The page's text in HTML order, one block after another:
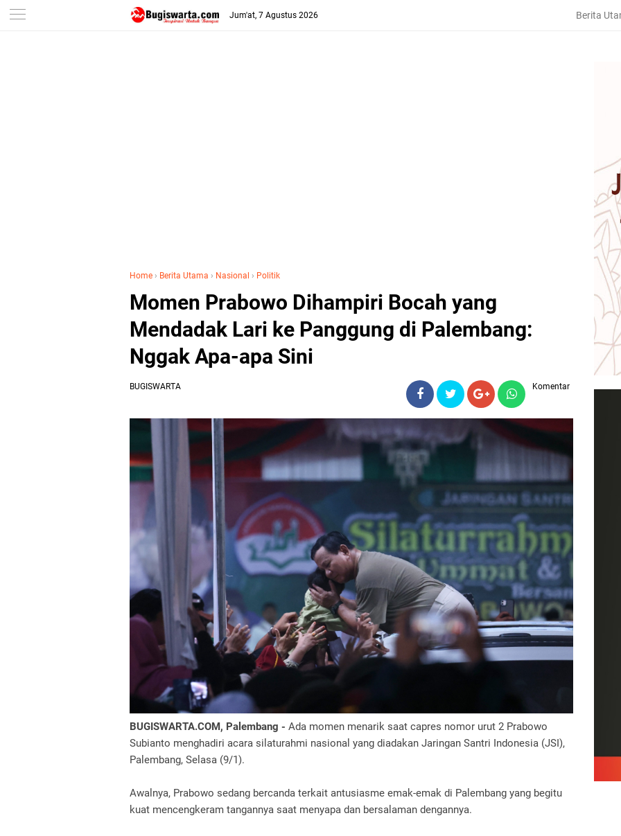
-->
Jum'at, 7 Agustus 2026 Berita
Home › Berita Utama › Nasional › Politik
Momen Prabowo Dihampiri Bocah yang
Mendadak Lari ke Panggung di Palembang:
Nggak Apa-apa Sini
BUGISWARTA Komentar
BUGISWARTA.COM, Palembang - Ada momen menarik saat capres nomor urut 2 Prabowo
Subianto menghadiri acara silaturahmi nasional yang diadakan Jaringan Santri Indonesia (JSI),
Palembang, Selasa (9/1).
Awalnya, Prabowo sedang bercanda terkait antusiasme emak-emak di Palembang yang begitu
kuat mencengkeram tangannya saat menyapa dan bersalaman dengannya.